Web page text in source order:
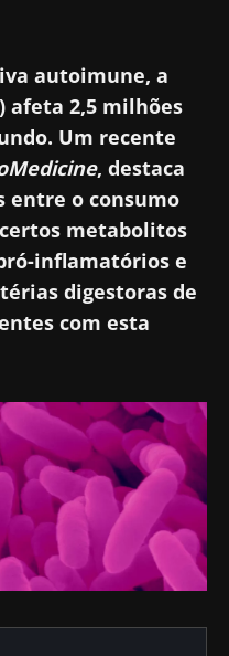
autoimune, a
afeta 2,5 milhões
Um recente
, destaca
entre o consumo
metabolitos
inflamatórios e
digestoras de
com esta